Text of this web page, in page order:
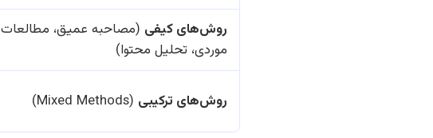
روش‌های کیفی (مصاحبه عمیق، مطالعات
موردی، تحلیل محتوا)
روش‌های ترکیبی (Mixed Methods)